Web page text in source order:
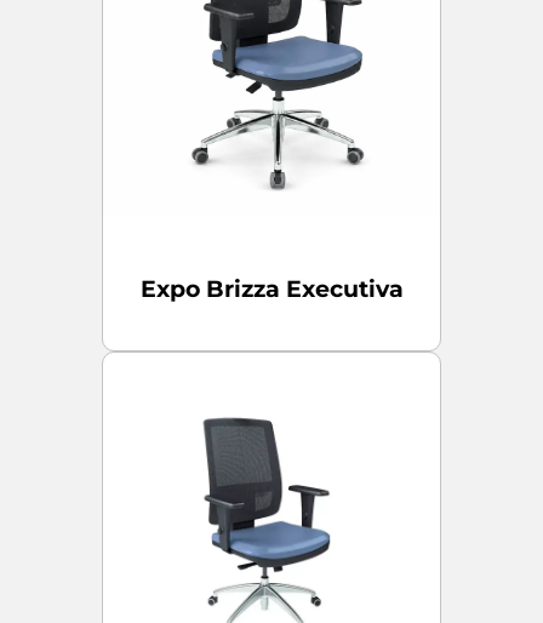
Expo Brizza Executiva